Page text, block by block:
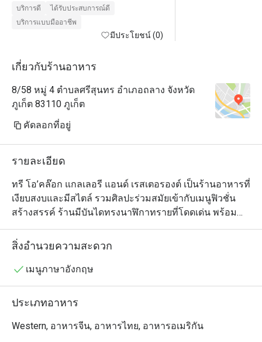
was also excellent, Paulo the
manager even walked us out of the
restaurant.  Must visit.
บริการดี
ได้รับประสบการณ์ดี
บริการแบบมืออาชีพ
มีประโยชน์ (0)
เกี่ยวกับร้านอาหาร
8/58 หมู่ 4 ตำบลศรีสุนทร อำเภอถลาง จังหวัด
ภูเก็ต 83110 ภูเก็ต
คัดลอกที่อยู่
รายละเอียด
ทรี โอ’คล๊อก แกลเลอรี แอนด์ เรสเตอรองต์ เป็นร้านอาหารที่
เงียบสงบและมีสไตล์ รวมศิลปะร่วมสมัยเข้ากับเมนูฟิวชั่น
สร้างสรรค์ ร้านมีบันไดทรงนาฬิกาทรายที่โดดเด่น พร้อม
ด้วยหลังคากระจกและวิวสวน ให้บรรยากาศสงบเหมาะกับ
คนรักศิลปะและผู้ที่ต้องการมื้ออาหารผ่อนคลาย เมนูเน้น
แสดงงานศิลปะหมุนเวียนและเวิร์กช็อปต่างๆ ทำให้ที่นี่เป็น
ในที่เดียว
สิ่งอำนวยความสะดวก
เมนูภาษาอังกฤษ
ประเภทอาหาร
Western, อาหารจีน, อาหารไทย, อาหารอเมริกัน